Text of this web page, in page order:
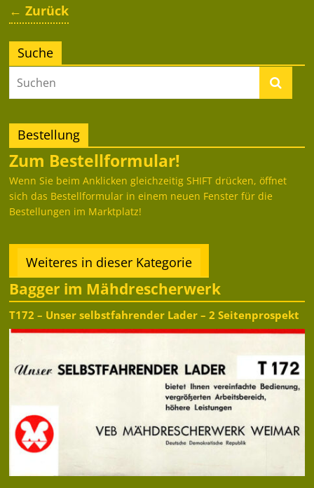
← Zurück
Suche
Bestellung
Zum Bestellformular!
Wenn Sie beim Anklicken gleichzeitig SHIFT drücken, öffnet
sich das Bestellformular in einem neuen Fenster für die
Bestellungen im Marktplatz!
Weiteres in dieser Kategorie
Bagger im Mähdrescherwerk
T172 – Unser selbstfahrender Lader – 2 Seitenprospekt